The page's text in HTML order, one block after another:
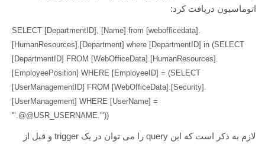
اتوماسیون دریافت کرد:
SELECT [DepartmentID], [Name] from [webofficedata].
[HumanResources].[Department] where [DepartmentID] in (SELECT
[DepartmentID] FROM [WebOfficeData].[HumanResources].
[EmployeePosition] WHERE [EmployeeID] = (SELECT
[UserManagementID] FROM [WebOfficeData].[Security].
[UserManagement] WHERE [UserName] =
'".@@USR_USERNAME."'))
لازم به ذکر است که این query را می توان در یک trigger و قبل از